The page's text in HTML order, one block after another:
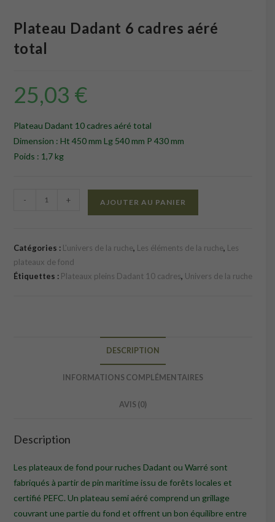
Plateau Dadant 6 cadres aéré
total
25,03 €
Plateau Dadant 10 cadres aéré total
Dimension : Ht 450 mm Lg 540 mm P 430 mm
Poids : 1,7 kg
quantité
cadres
- + AJOUTER AU PANIER
Catégories : L'univers de la ruche, Les éléments de la ruche, Les
plateaux de fond
Étiquettes : Plateaux pleins Dadant 10 cadres, Univers de la ruche
DESCRIPTION
INFORMATIONS COMPLÉMENTAIRES
AVIS (0)
Description
Les plateaux de fond pour ruches Dadant ou Warré sont
fabriqués à partir de pin maritime issu de forêts locales et
certifié PEFC. Un plateau semi aéré comprend un grillage
couvrant une partie du fond et offrent un bon équilibre entre